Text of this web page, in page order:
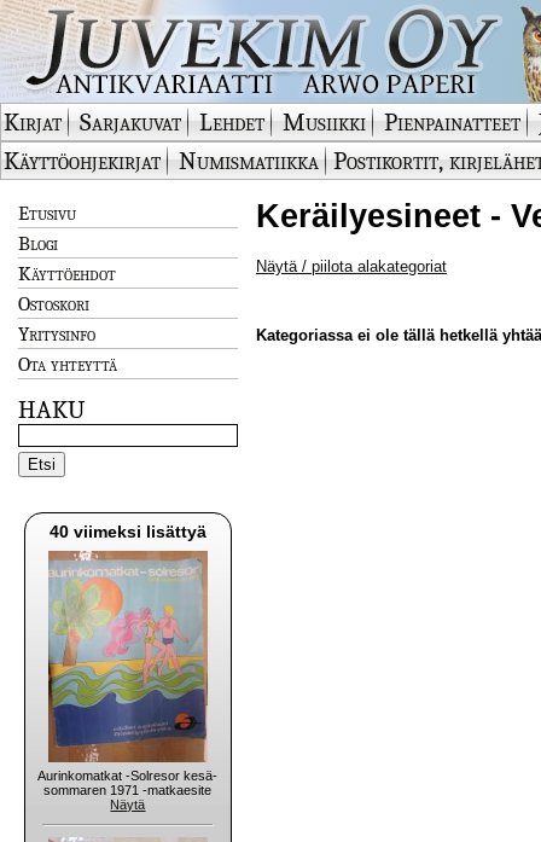
Kirjat Sarjakuvat Lehdet Musiikki Pienpainatteet
Käyttöohjekirjat
Numismatiikka Postikortit,
Etusivu
Blogi
Käyttöehdot
Ostoskori
Yritysinfo
Ota yhteyttä
HAKU
40 viimeksi lisättyä
Aurinkomatkat -Solresor kesä-
sommaren 1971 -matkaesite
Näytä
Keräilyesineet -
Näytä / piilota alakategoriat
Kategoriassa ei ole tällä hetkellä